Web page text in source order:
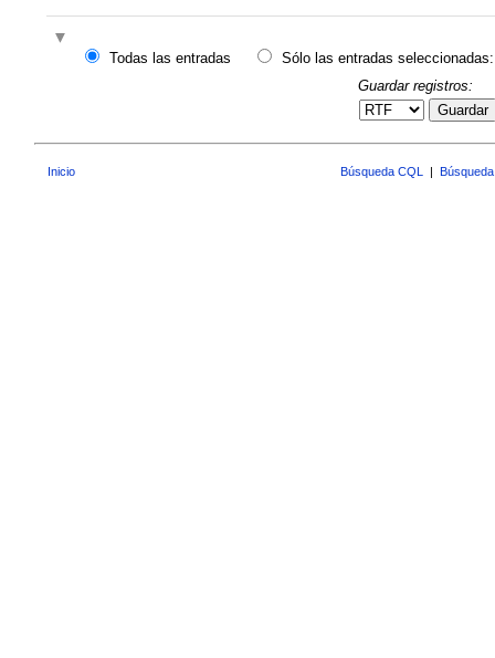
Todas las entradas
Sólo las entradas seleccionadas:
Guardar registros:
Guardar
Inicio Búsqueda CQL